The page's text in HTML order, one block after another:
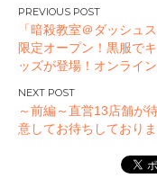
投
稿
ナ
ビ
ゲ
ー
「暗殺教室＠ダッシュ
限定オープン！黒服で
ッズが登場！オンライ
～前編～直営13店舗が
意してお待ちしておりま